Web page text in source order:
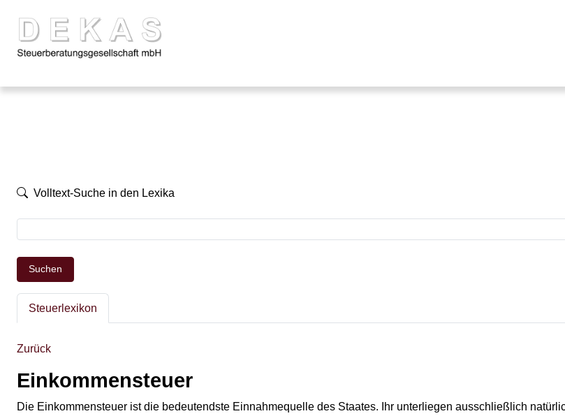
Volltext-Suche in den Lexika
Suchen
Steuerlexikon
Zurück
Einkommensteuer
Die Einkommensteuer ist die bedeutendste Einnahmequelle des Staates. Ihr unterliegen ausschließlich